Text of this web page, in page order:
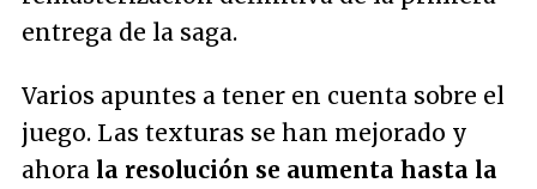
entrega de la saga.
Varios apuntes a tener en cuenta sobre el
juego. Las texturas se han mejorado y
ahora la resolución se aumenta hasta la